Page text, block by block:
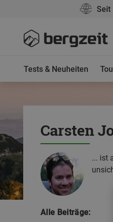
Seit
Tests & Neuheiten
Carsten
... ist
Alle Beiträge: